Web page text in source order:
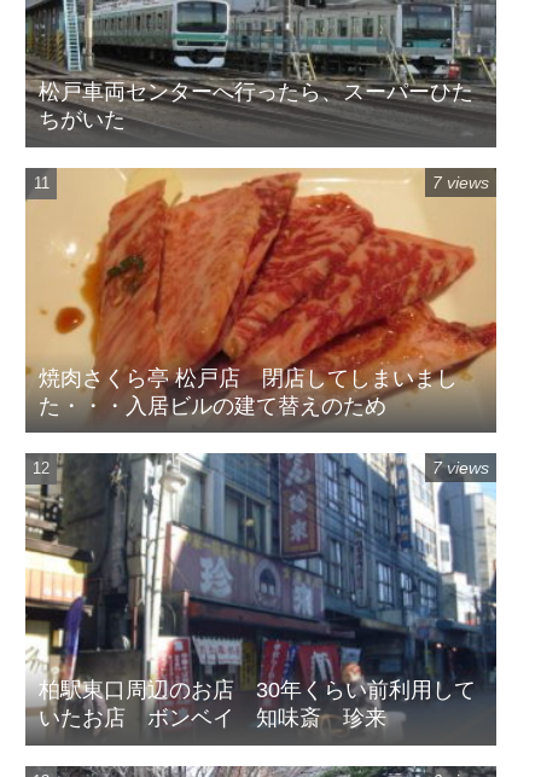
松戸車両センターへ行ったら、スーパーひた
ちがいた
焼肉さくら亭 松戸店 閉店してしまいまし
た・・・入居ビルの建て替えのため
7 views
柏駅東口周辺のお店 30年くらい前利用して
いたお店 ボンベイ 知味斎 珍来
7 views